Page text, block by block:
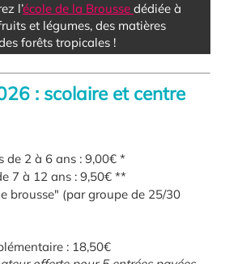
l’école de la Brousse dédiée à
et légumes, des matières
forêts tropicales !
: scolaire et centre
de 2 à 6 ans : 9,00€ *
7 à 12 ans : 9,50€ **
brousse" (par groupe de 25/30
: 18,50€